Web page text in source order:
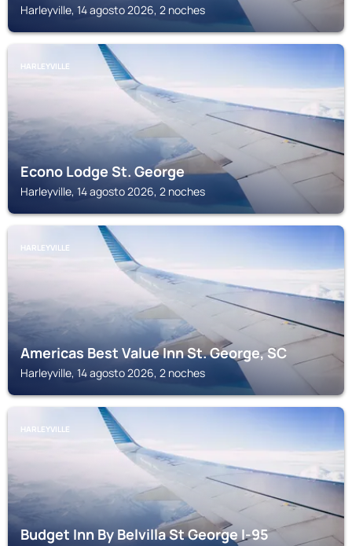
Harleyville, 14 agosto 2026, 2 noches
HARLEYVILLE
Econo Lodge St. George
Harleyville, 14 agosto 2026, 2 noches
HARLEYVILLE
Americas Best Value Inn St. George, SC
Harleyville, 14 agosto 2026, 2 noches
HARLEYVILLE
Budget Inn By Belvilla St George I-95